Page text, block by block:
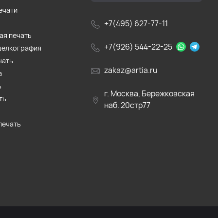
+7(495) 627-77-11
+7(926) 544-22-25
zakaz@artia.ru
г. Москва, Бережковская
наб. 20стр77
печать